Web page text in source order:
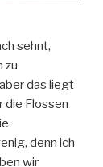
sehnt,
zu
das liegt
die Flossen
denn ich
wir